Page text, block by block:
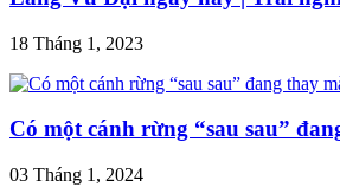
18 Tháng 1, 2023
Có một cánh rừng “sau sau”
03 Tháng 1, 2024